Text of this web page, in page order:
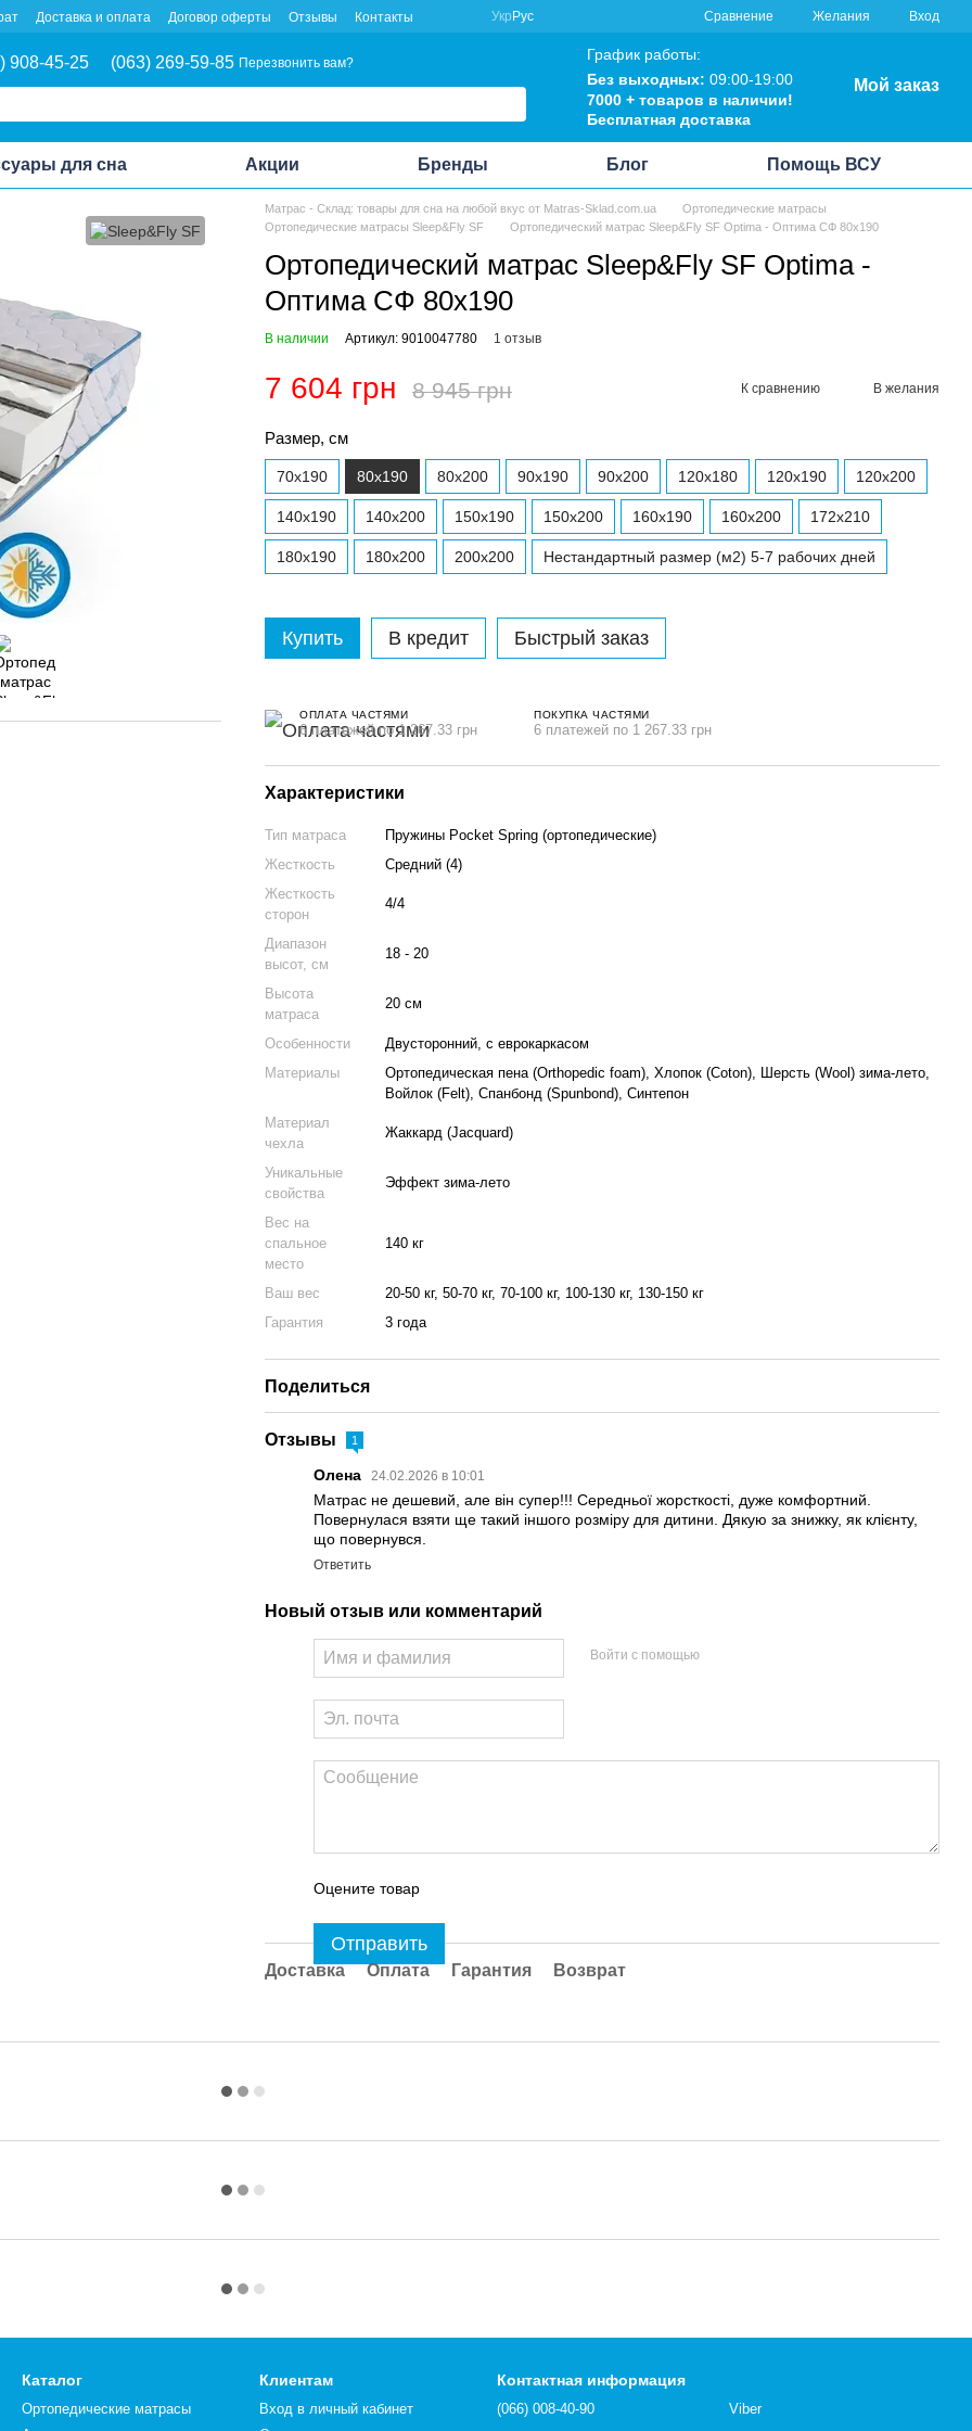
Доставка и оплата Договор оферты Отзывы Контакты Укр Рус Сравнение Желания Вход
908-45-25 (063) 269-59-85 Перезвонить вам?
График работы:
Без выходных: 09:00-19:00
7000 + товаров в наличии!
Бесплатная доставка
Мой заказ
для сна Акции Бренды Блог Помощь ВСУ
Матрас - Склад: товары для сна на любой вкус от Matras-Sklad.com.ua
Ортопедические матрасы
Ортопедические матрасы Sleep&Fly SF
Ортопедический матрас Sleep&Fly SF Optima - Оптима СФ 80x190
Ортопедический матрас Sleep&Fly SF Optima -
Оптима СФ 80x190
В наличии Артикул: 9010047780 1 отзыв
7 604 грн 8 945 грн К сравнению В желания
Размер, см
70x190 80x190 80x200 90x190 90x200 120x180 120x190 120x200
140x190 140x200 150x190 150x200 160x190 160x200 172х210
180x190 180x200 200x200 Нестандартный размер (м2) 5-7 рабочих дней
Купить В кредит Быстрый заказ
ОПЛАТА ЧАСТЯМИ
6 платежей по 1 267.33 грн
ПОКУПКА ЧАСТЯМИ
6 платежей по 1 267.33 грн
Характеристики
Тип матраса
Пружины Pocket Spring (ортопедические)
Жесткость
Средний (4)
Жесткость
сторон
4/4
Диапазон
высот, см
18 - 20
Высота
матраса
20 см
Особенности
Двусторонний, с еврокаркасом
Материалы
Ортопедическая пена (Orthopedic foam), Хлопок (Coton), Шерсть (Wool) зима-лето,
Войлок (Felt), Спанбонд (Spunbond), Синтепон
Материал
чехла
Жаккард (Jacquard)
Уникальные
свойства
Эффект зима-лето
Вес на
спальное
место
140 кг
Ваш вес
20-50 кг, 50-70 кг, 70-100 кг, 100-130 кг, 130-150 кг
Гарантия
3 года
Поделиться
Отзывы 1
Олена 24.02.2026 в 10:01
Матрас не дешевий, але він супер!!! Середньої жорсткості, дуже комфортний.
Повернулася взяти ще такий іншого розміру для дитини. Дякую за знижку, як клієнту,
що повернувся.
Ответить
Новый отзыв или комментарий
Войти с помощью
Оцените товар
Отправить
Доставка Оплата Гарантия Возврат
Каталог
Ортопедические матрасы
Клиентам
Вход в личный кабинет
Контактная информация
(066) 008-40-90
Viber